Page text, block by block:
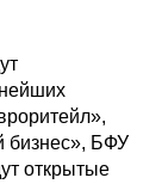
БФУ
открытые